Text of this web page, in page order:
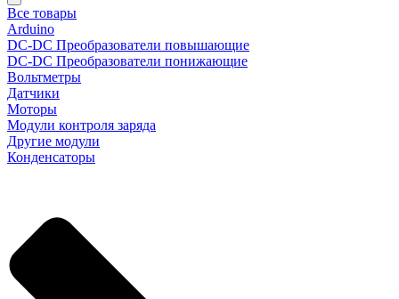
Все товары
Arduino
DC-DC Преобразователи повышающие
DC-DC Преобразователи понижающие
Вольтметры
Датчики
Моторы
Модули контроля заряда
Другие модули
Конденсаторы